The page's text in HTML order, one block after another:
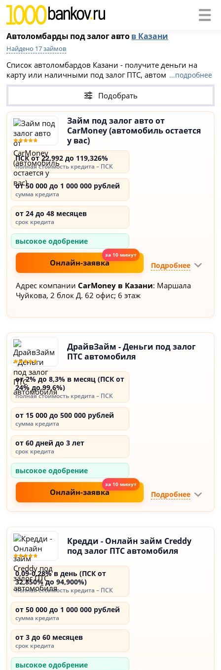
Автоломбарды под залог автов Казани
Найдено 17 займов
Список автоломбардов Казани - получите деньги на
карту или наличными под залог ПТС, автомобиль
остается у вас с правом управления.
...подробнее
Подобрать
Займ под залог авто от
CarMoney (автомобиль остается
у вас)
ПСК от 22,992 до 119,326%
полная стоимость кредита – ПСК
от 50 000 до 1 000 000 рублей
сумма кредита
от 24 до 48 месяцев
срок кредита
высокое одобрение
Онлайн-заявка Подробнее
Адрес компанииCarMoney в Казани: Маршала
Чуйкова, 2 блок Д. 62 офис; 6 этаж
ДрайвЗайм - Деньги под залог
ПТС автомобиля
от 2% до 8,3% в месяц (ПСК от
24% до 99,6%)
полная стоимость кредита – ПСК
от 15 000 до 500 000 рублей
сумма кредита
от 60 дней до 3 лет
срок кредита
высокое одобрение
Онлайн-заявка Подробнее
Кредди - Онлайн займ Creddy
под залог ПТС автомобиля
0,09-0,28% в день (ПСК от
32,850% до 94,900%)
полная стоимость кредита – ПСК
от 50 000 до 1 000 000 рублей
сумма кредита
от 3 до 60 месяцев
срок кредита
высокое одобрение